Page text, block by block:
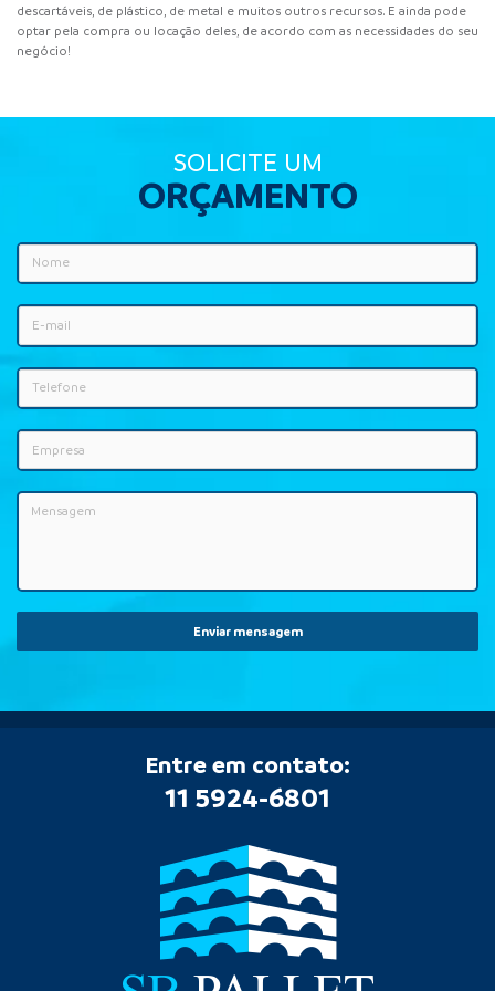
descartáveis, de plástico, de metal e muitos outros recursos. E ainda pode
optar pela compra ou locação deles, de acordo com as necessidades do seu
negócio!
SOLICITE UM
ORÇAMENTO
Enviar mensagem
Entre em contato:
11 5924-6801